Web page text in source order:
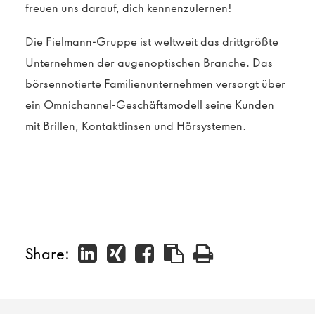
freuen uns darauf, dich kennenzulernen!
Die Fielmann-Gruppe ist weltweit das drittgrößte
Unternehmen der augenoptischen Branche. Das
börsennotierte Familienunternehmen versorgt über
ein Omnichannel-Geschäftsmodell seine Kunden
mit Brillen, Kontaktlinsen und Hörsystemen.
Share: